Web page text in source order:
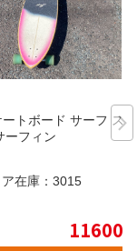
トボード サーフ ス
ーフィン
在庫： 3015
11600